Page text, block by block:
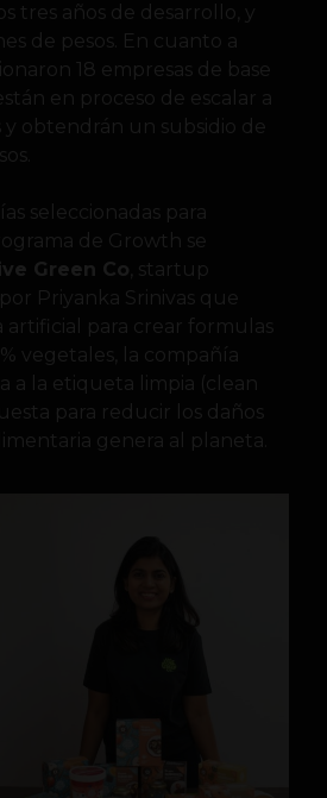
tres años de desarrollo, y
de pesos. En cuanto a
18 empresas de base
en proceso de escalar a
y obtendrán un subsidio de
seleccionadas para
de Growth se
Green Co , startup
Priyanka Srinivas que
para crear formulas
vegetales, la compañía
a la etiqueta limpia (clean
para reducir los daños
genera al planeta.